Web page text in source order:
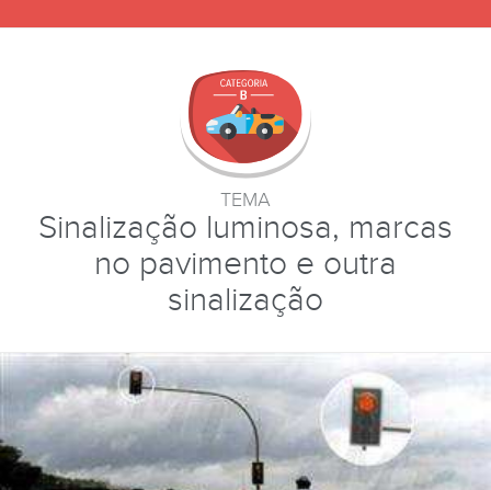
TEMA
Sinalização luminosa, marcas
no pavimento e outra
sinalização